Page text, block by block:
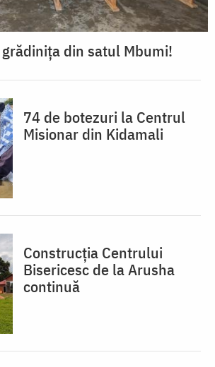
din satul Mbumi!
74 de botezuri la Centrul
Misionar din Kidamali
Construcția Centrului
Bisericesc de la Arusha
continuă